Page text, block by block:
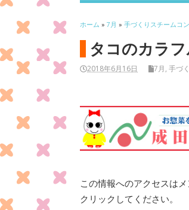
ホーム »7月 »手づくりスチームコ
タコのカラ
2018年6月16日 7月,手づ
この情報へのアクセスは
クリックしてください。